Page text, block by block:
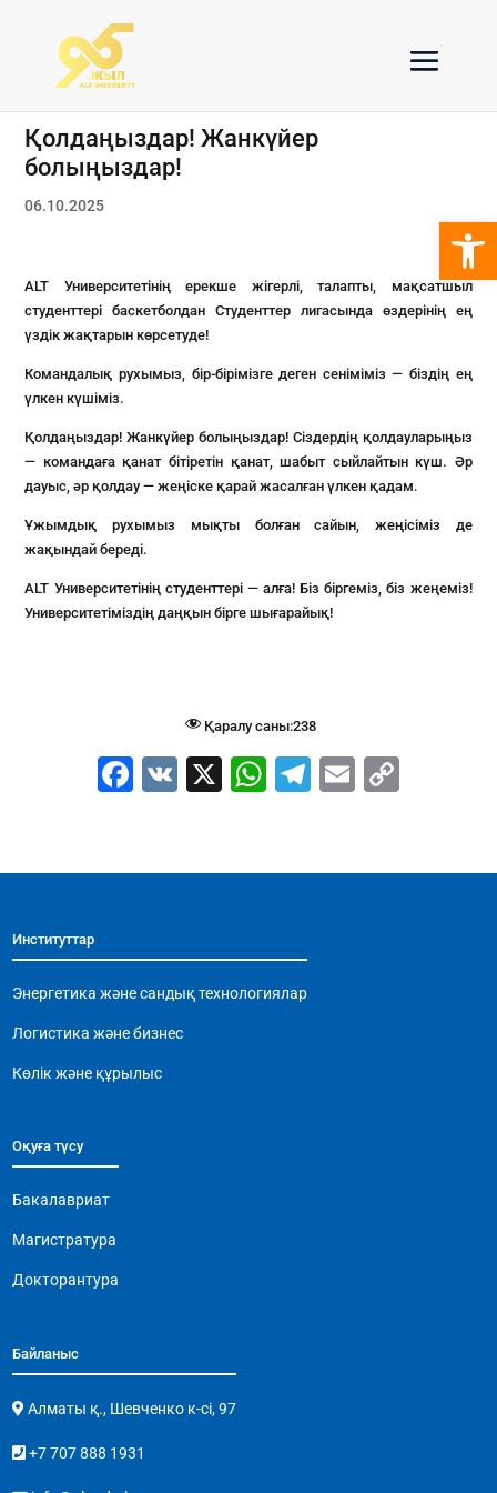
Қолдаңыздар! Жанкүйер
болыңыздар!
06.10.2025
ALT Университетінің ерекше жігерлі, талапты, мақсатшыл
студенттері баскетболдан Студенттер лигасында өздерінің ең
үздік жақтарын көрсетуде!
Командалық рухымыз, бір-бірімізге деген сеніміміз — біздің ең
үлкен күшіміз.
Қолдаңыздар! Жанкүйер болыңыздар! Сіздердің қолдауларыңыз
— командаға қанат бітіретін қанат, шабыт сыйлайтын күш. Әр
дауыс, әр қолдау — жеңіске қарай жасалған үлкен қадам.
Ұжымдық рухымыз мықты болған сайын, жеңісіміз де
жақындай береді.
ALT Университетінің студенттері — алға! Біз біргеміз, біз жеңеміз!
Университетіміздің даңқын бірге шығарайық!
Қаралу саны:238
F
e
o
o
k
V
X
W
s
p
p
T
gr
E
l
y
Институттар
Энергетика және сандық технологиялар
Логистика және бизнес
Көлік және құрылыс
Оқуға түсу
Бакалавриат
Магистратура
Докторантура
Байланыс
Алматы қ., Шевченко к-сі, 97
+7 707 888 1931